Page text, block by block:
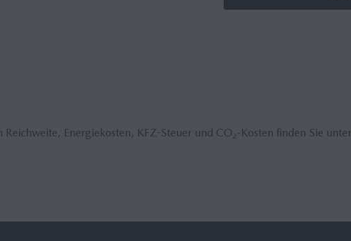
Energiekosten, KFZ-Steuer und CO₂-Kosten finden Sie unter